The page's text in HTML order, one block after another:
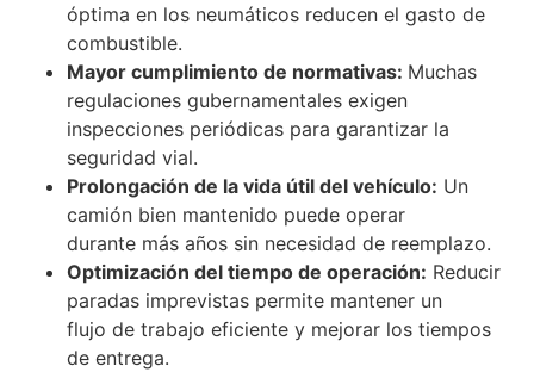
óptima en los neumáticos reducen el gasto de
combustible.
Mayor cumplimiento de normativas: Muchas
regulaciones gubernamentales exigen
inspecciones periódicas para garantizar la
seguridad vial.
Prolongación de la vida útil del vehículo: Un
camión bien mantenido puede operar
durante más años sin necesidad de reemplazo.
Optimización del tiempo de operación: Reducir
paradas imprevistas permite mantener un
flujo de trabajo eficiente y mejorar los tiempos
de entrega.